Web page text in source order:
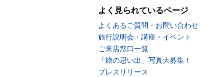
よく見られているページ
よくあるご質問・お問い合わせ
旅行説明会・講座・イベント
ご来店窓口一覧
「旅の思い出」写真大募集！
プレスリリース